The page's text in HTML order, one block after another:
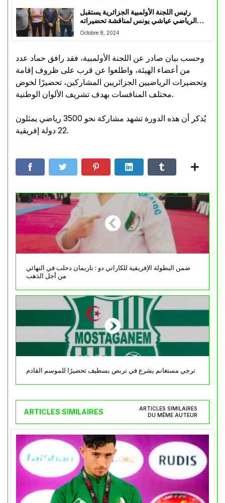
رئيس اللجنة الأولمبية الجزائرية يستقبل
الرياضي عياشي يونس لمناقشة تحضيراته
المستقبلية
Octobre 8, 2024
وحسب بيان صادر عن اللجنة الأولمبية، فقد رافق حماد عدد
من أعضاء الهيئة، واطلعوا عن قرب على ظروف إقامة
وتحضيرات الرياضيين الجزائريين المشاركين، تحضيرًا لخوض
مختلف المنافسات بهدف تشريف الألوان الوطنية.
يُذكر أن هذه الدورة تشهد مشاركة نحو 3500 رياضي يمثلون
22 دولة إفريقية.
ضمن البطولة الإفريقية للكاراتي دو : ناريمان دحلب في النهائي
من أجل الذهب
ترجي مستغانم يشرع في تربص بسطيف تحضيرًا للموسم القادم
ARTICLES SIMILAIRES
ARTICLES SIMILAIRES
DU MÊME AUTEUR